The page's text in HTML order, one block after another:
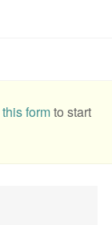
this formto start